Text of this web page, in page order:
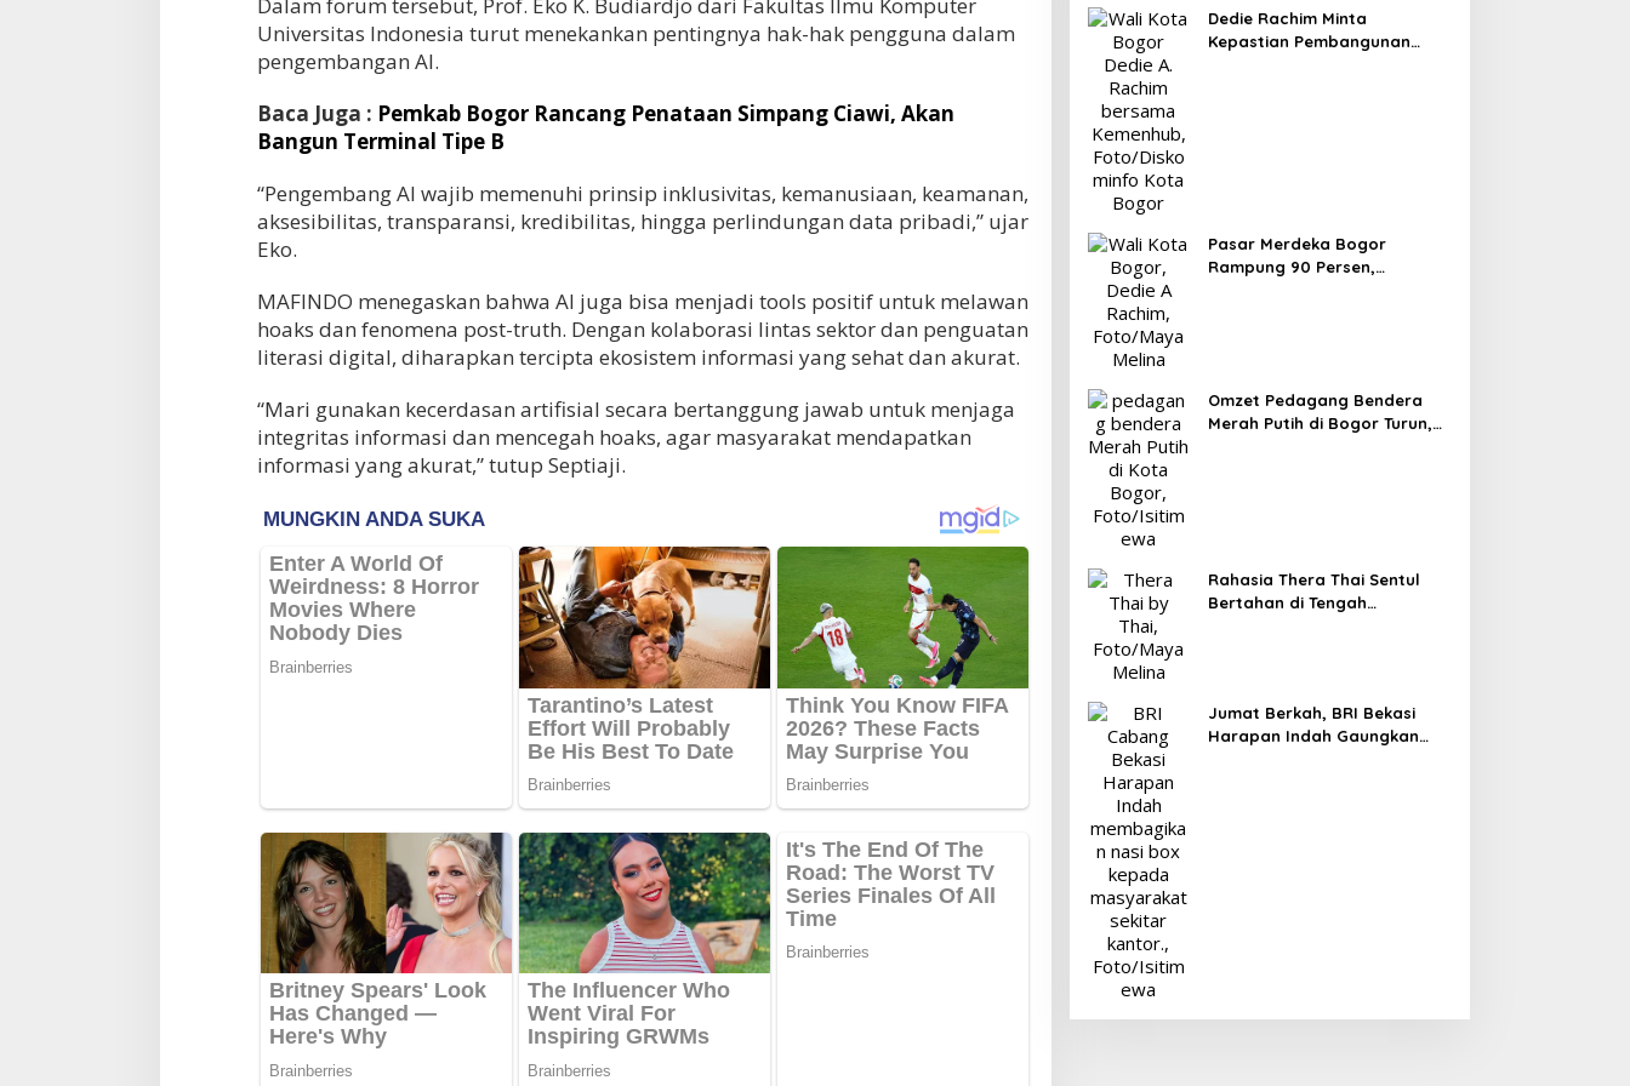
Dalam forum tersebut, Prof. Eko K. Budiardjo dari Fakultas Ilmu Komputer
Universitas Indonesia turut menekankan pentingnya hak-hak pengguna dalam
pengembangan AI.
Baca Juga : Pemkab Bogor Rancang Penataan Simpang Ciawi, Akan
Bangun Terminal Tipe B
“Pengembang AI wajib memenuhi prinsip inklusivitas, kemanusiaan, keamanan,
aksesibilitas, transparansi, kredibilitas, hingga perlindungan data pribadi,” ujar
Eko.
MAFINDO menegaskan bahwa AI juga bisa menjadi tools positif untuk melawan
hoaks dan fenomena post-truth. Dengan kolaborasi lintas sektor dan penguatan
literasi digital, diharapkan tercipta ekosistem informasi yang sehat dan akurat.
“Mari gunakan kecerdasan artifisial secara bertanggung jawab untuk menjaga
integritas informasi dan mencegah hoaks, agar masyarakat mendapatkan
informasi yang akurat,” tutup Septiaji.
Dedie Rachim Minta
Kepastian Pembangunan
Pasar Merdeka Bogor
Rampung 90 Persen,
Omzet Pedagang Bendera
Merah Putih di Bogor Turun,
Rahasia Thera Thai Sentul
Bertahan di Tengah
Jumat Berkah, BRI Bekasi
Harapan Indah Gaungkan